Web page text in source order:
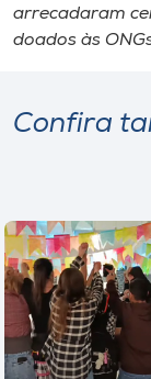
arrecadaram
doados às
Confira